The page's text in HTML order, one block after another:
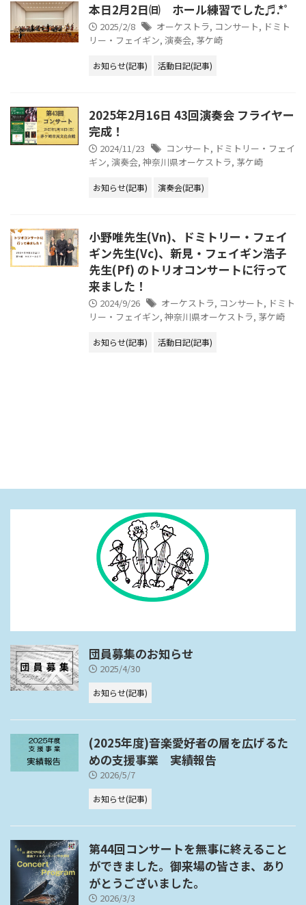
本日2月2日㈰ ホール練習でした♬.*ﾟ
2025/2/8 オーケストラ, コンサート, ドミト
リー・フェイギン, 演奏会, 茅ケ崎
お知らせ(記事) 活動日記(記事)
2025年2月16日 43回演奏会 フライヤー
完成！
2024/11/23 コンサート, ドミトリー・フェイ
ギン, 演奏会, 神奈川県オーケストラ, 茅ケ崎
お知らせ(記事) 演奏会(記事)
小野唯先生(Vn)、ドミトリー・フェイ
ギン先生(Vc)、新見・フェイギン浩子
先生(Pf) のトリオコンサートに行って
来ました！
2024/9/26 オーケストラ, コンサート, ドミト
リー・フェイギン, 神奈川県オーケストラ, 茅ケ崎
お知らせ(記事) 活動日記(記事)
団員募集のお知らせ
2025/4/30
お知らせ(記事)
(2025年度)音楽愛好者の層を広げるた
めの支援事業 実績報告
2026/5/7
お知らせ(記事)
第44回コンサートを無事に終えること
ができました。御来場の皆さま、あり
がとうございました。
2026/3/3